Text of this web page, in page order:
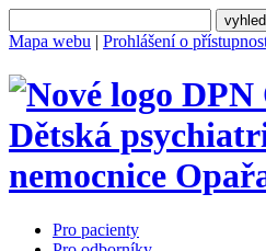
Mapa webu | Prohlášení o
Dětská
nemocnice
Pro pacienty